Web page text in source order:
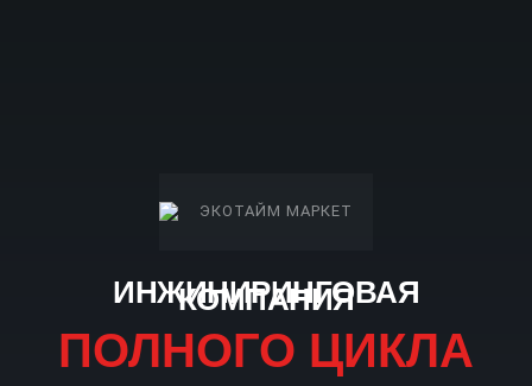
ИНЖИНИРИНГОВАЯ
КОМПАНИЯ
ПОЛНОГО ЦИКЛА